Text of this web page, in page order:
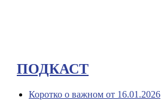
ПОДКАСТ
Коротко о важном от 16.01.2026